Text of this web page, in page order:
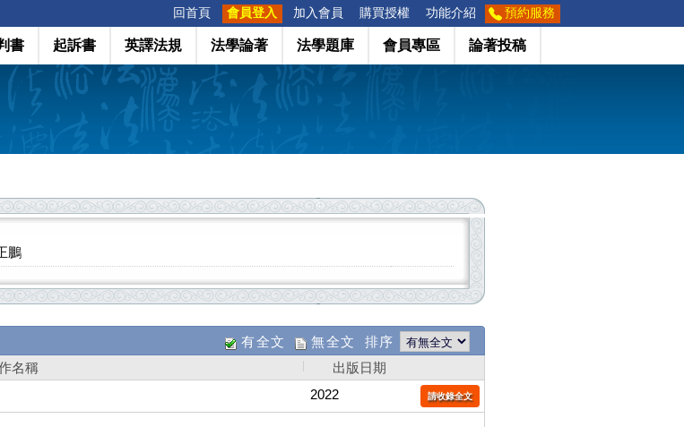
回首頁 會員登入 加入會員 購買授權 功能介紹 預約服務
書 起訴書 英譯法規 法學論著 法學題庫 會員專區 論著投稿
鵬
有全文 無全文 排序
名稱
出版日期
2022 請收錄全文